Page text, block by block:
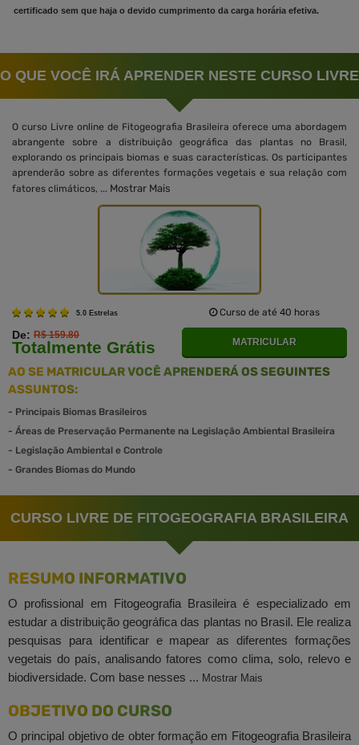
certificado sem que haja o devido cumprimento da carga horária efetiva.
O QUE VOCÊ IRÁ APRENDER NESTE CURSO LIVRE
O curso Livre online de Fitogeografia Brasileira oferece uma abordagem
abrangente sobre a distribuição geográfica das plantas no Brasil,
explorando os principais biomas e suas características. Os participantes
aprenderão sobre as diferentes formações vegetais e sua relação com
fatores climáticos, ... Mostrar Mais
5.0 Estrelas Curso de até 40 horas
De: R$ 159.80
Totalmente Grátis MATRICULAR
AO SE MATRICULAR VOCÊ APRENDERÁ OS SEGUINTES
ASSUNTOS:
- Principais Biomas Brasileiros
- Áreas de Preservação Permanente na Legislação Ambiental Brasileira
- Legislação Ambiental e Controle
- Grandes Biomas do Mundo
CURSO LIVRE DE FITOGEOGRAFIA BRASILEIRA
RESUMO INFORMATIVO
O profissional em Fitogeografia Brasileira é especializado em
estudar a distribuição geográfica das plantas no Brasil. Ele realiza
pesquisas para identificar e mapear as diferentes formações
vegetais do país, analisando fatores como clima, solo, relevo e
biodiversidade. Com base nesses ... Mostrar Mais
OBJETIVO DO CURSO
O principal objetivo de obter formação em Fitogeografia Brasileira